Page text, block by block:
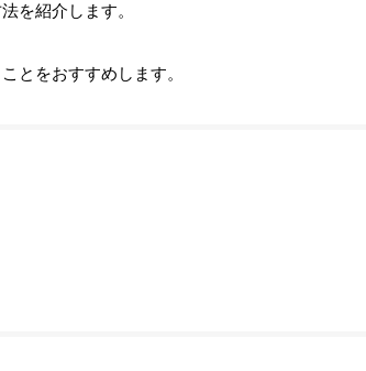
を紹介します。
とをおすすめします。